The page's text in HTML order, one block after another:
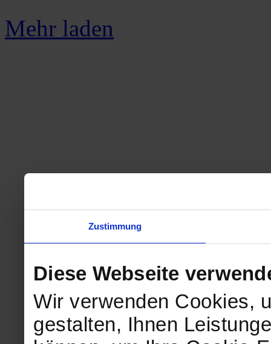
Zustimmung
Diese Webseite
Wir verwenden Cookies,
gestalten, Ihnen
Mehr laden